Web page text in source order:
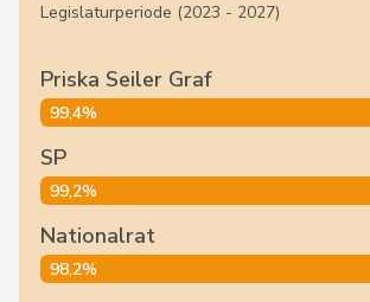
Legislaturperiode (2023 - 2027)
Priska Seiler Graf
99,4%
SP
99,2%
Nationalrat
98,2%